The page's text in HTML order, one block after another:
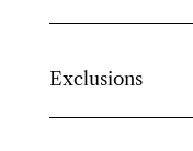
Exclusions